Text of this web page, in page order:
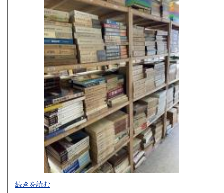
800円 長崎県
800円 大分県
800円 鹿児島県
1,500円
-
続きを読む